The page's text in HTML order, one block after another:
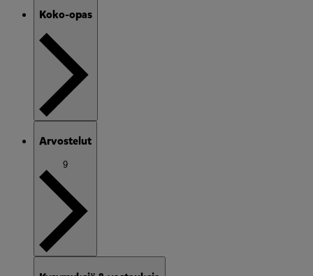
Koko-opas
Arvostelut
9